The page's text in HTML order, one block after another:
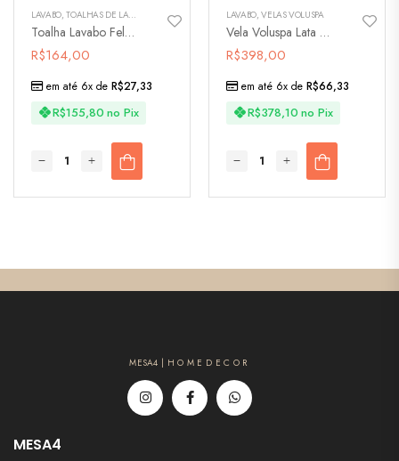
LAVABO,TOALHAS DE LAVABO
Toalha Lavabo Felpa Lavanda – 2310
R$164,00
R$155,80 no Pix
em até 6x de R$27,33
LAVABO,VELAS VOLUSPA
Vela Voluspa Lata 3 Pavios 60h Baltic Âmber
R$398,00
R$378,10 no Pix
em até 6x de R$66,33
MESA4 | H O M E D E C O R
MESA4